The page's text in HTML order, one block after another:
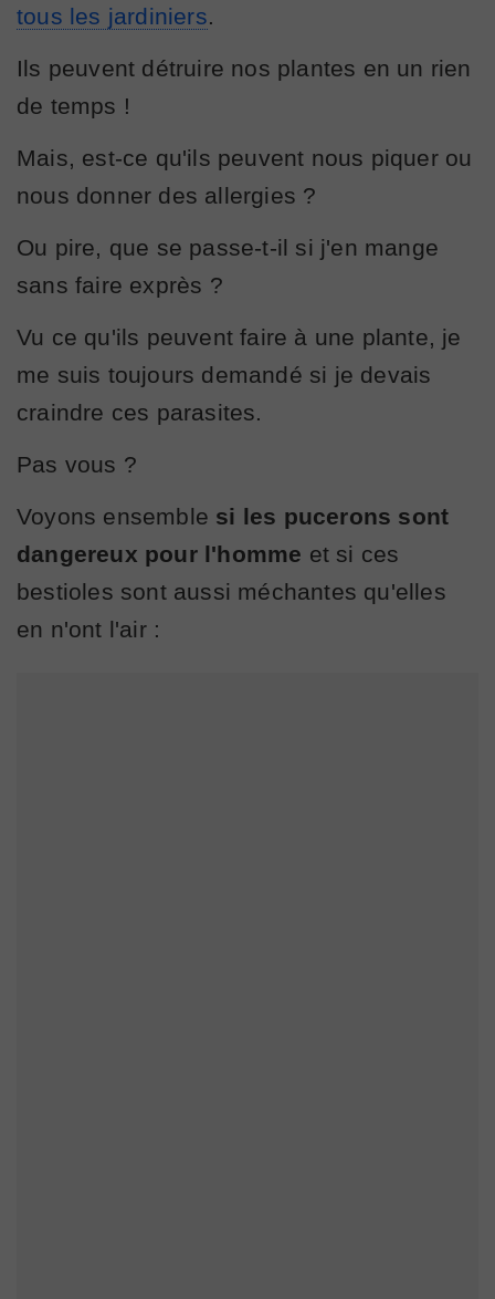
tous les jardiniers
Ils peuvent détruire nos plantes en un rien
de temps !
Mais, est-ce qu'ils peuvent nous piquer ou
nous donner des allergies ?
Ou pire, que se passe-t-il si j'en mange
sans faire exprès ?
Vu ce qu'ils peuvent faire à une plante, je
me suis toujours demandé si je devais
craindre ces parasites.
Pas vous ?
Voyons ensemble si les pucerons sont
dangereux pour l'homme et si ces
bestioles sont aussi méchantes qu'elles
en n'ont l'air :